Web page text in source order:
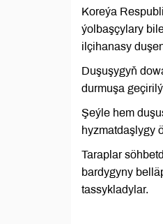
Koreýa
ýolbaşçylary
ilçihanasy
Duşuşygyň
durmuşa
Şeýle hem
hyzmatdaşlygy
Taraplar
bardygyny
tassykladylar.